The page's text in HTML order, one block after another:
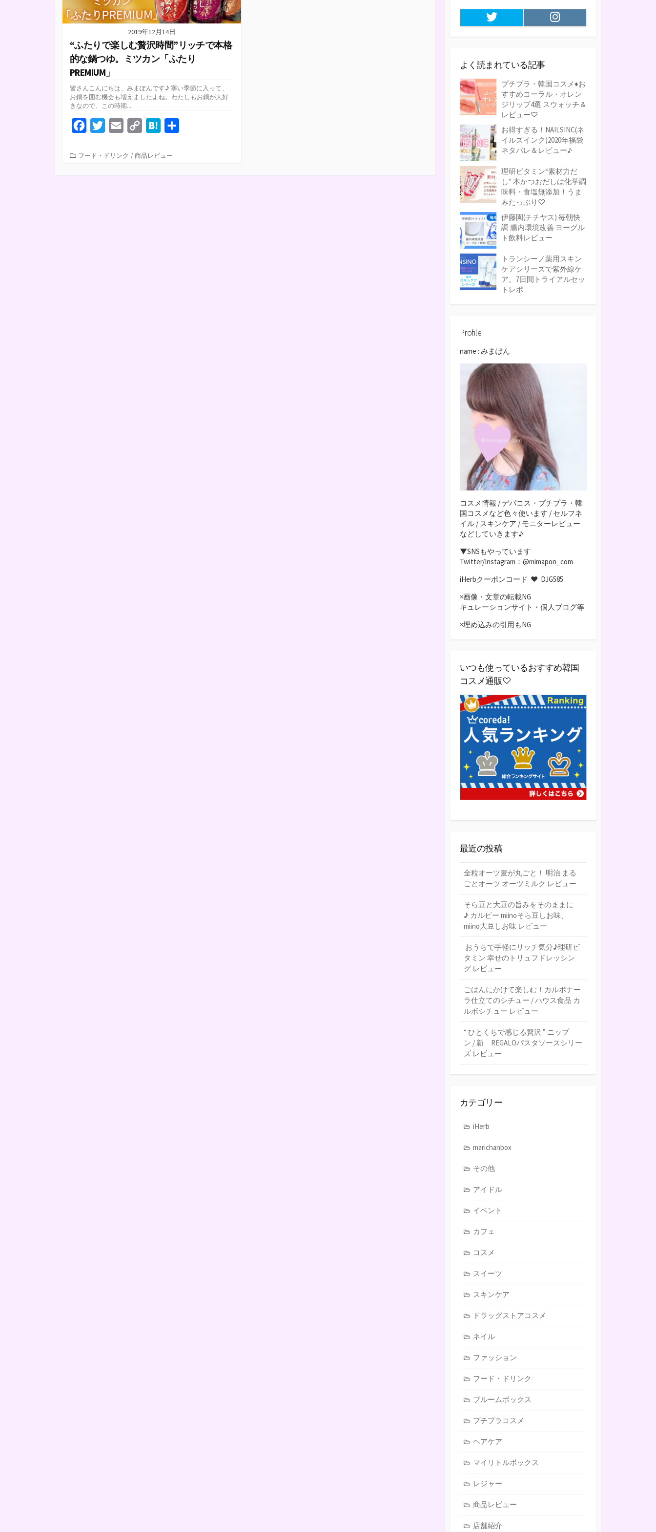
2019年12月14日
“ふたりで楽しむ贅沢時間”リッチで本格
的な鍋つゆ。ミツカン「ふたり
PREMIUM」
皆さんこんにちは、みまぽんです♪ 寒い季節に入って、
お鍋を囲む機会も増えましたよね。わたしもお鍋が大好
きなので、この時期...
c
i
a
p
t
カフード・ドリンク / 商品レビュー
Twitter Instagram
よく読まれている記事
プチプラ・韓国コスメ♦お
すすめコーラル・オレン
ジリップ4選 スウォッチ＆
レビュー♡
お得すぎる！NAILSINC(ネ
イルズインク)2020年福袋
ネタバレ＆レビュー♪
理研ビタミン“素材力だ
し” 本かつおだしは化学調
味料・食塩無添加！うま
みたっぷり♡
伊藤園(チチヤス) 毎朝快
調 腸内環境改善 ヨーグル
ト飲料レビュー
トランシーノ薬用スキン
ケアシリーズで紫外線ケ
ア。7日間トライアルセッ
トレポ
Profile
name : みまぽん
コスメ情報 / デパコス・プチプラ・韓
国コスメなど色々使います / セルフネ
イル / スキンケア / モニターレビュー
などしていきます♪
▼SNSもやっています
Twitter/Instagram：@mimapon_com
iHerbクーポンコード ♥ DJG585
×画像・文章の転載NG
キュレーションサイト・個人ブログ等
×埋め込みの引用もNG
いつも使っているおすすめ韓国
コスメ通販♡
最近の投稿
全粒オーツ麦が丸ごと！ 明治 まる
ごとオーツ オーツミルク レビュー
そら豆と大豆の旨みをそのままに
♪ カルビー miinoそら豆しお味、
miino大豆しお味 レビュー
おうちで手軽にリッチ気分♪理研ビ
タミン 幸せのトリュフドレッシン
グ レビュー
ごはんにかけて楽しむ！カルボナー
ラ仕立てのシチュー / ハウス食品 カ
ルボシチュー レビュー
“ ひとくちで感じる贅沢 ” ニップ
ン / 新 REGALOパスタソースシリー
ズ レビュー
カテゴリー
iHerb
marichanbox
その他
アイドル
イベント
カフェ
コスメ
スイーツ
スキンケア
ドラッグストアコスメ
ネイル
ファッション
フード・ドリンク
ブルームボックス
プチプラコスメ
ヘアケア
マイリトルボックス
レジャー
商品レビュー
店舗紹介